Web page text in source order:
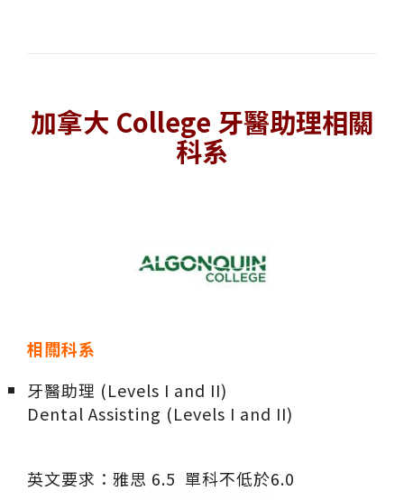
加拿大 College 牙醫助理相關
科系
相關科系
牙醫助理 (Levels I and II)
Dental Assisting (Levels I and II)
英文要求：雅思 6.5 單科不低於6.0